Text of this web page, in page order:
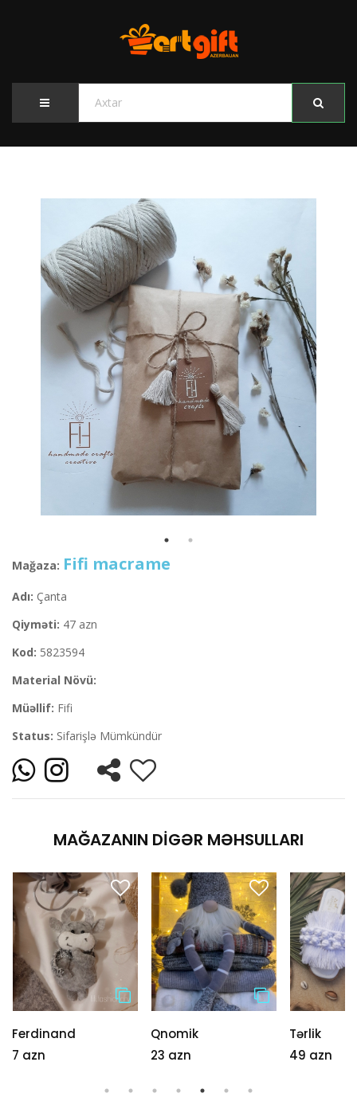
Mağaza: Fifi macrame
Adı: Çanta
Qiyməti: 47 azn
Kod: 5823594
Material Növü:
Müəllif: Fifi
Status: Sifarişlə Mümkündür
MAĞAZANIN DIGƏR MƏHSULLARI
Ferdinand
7 azn
Qnomik
23 azn
Tərlik
49 azn